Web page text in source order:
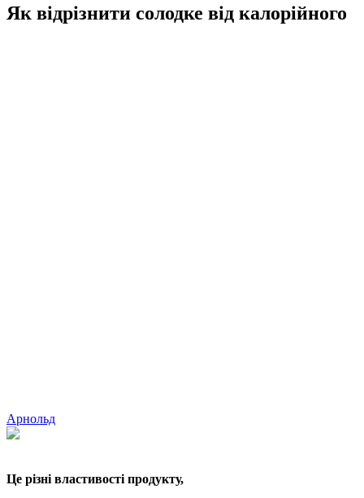
Як відрізнити солодке від калорійного
Арнольд
Це різні властивості продукту,